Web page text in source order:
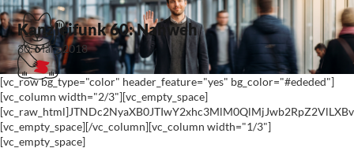
Kanzleifunk 60: Nahweh
30. März 2018
[vc_row bg_type="color" header_feature="yes" bg_color="#ededed"]
[vc_column width="2/3"][vc_empty_space]
[vc_empty_space][/vc_column][vc_column width="1/3"]
[vc_empty_space]